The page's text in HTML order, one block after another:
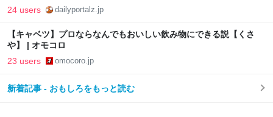
24 users dailyportalz.jp
【キャベツ】プロならなんでもおいしい飲み物にできる説【くさ
や】 | オモコロ
23 users omocoro.jp
新着記事 - おもしろをもっと読む